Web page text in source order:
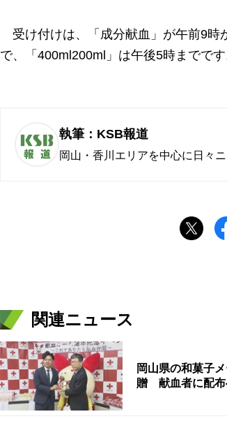
受け付けは、「成分献血」が午前9時
で、「400ml200ml」は午後5時までで
執筆：KSB報道
岡山・香川エリアを中心に日々
関連ニュース
岡山県の和菓子
贈 献血者に配布